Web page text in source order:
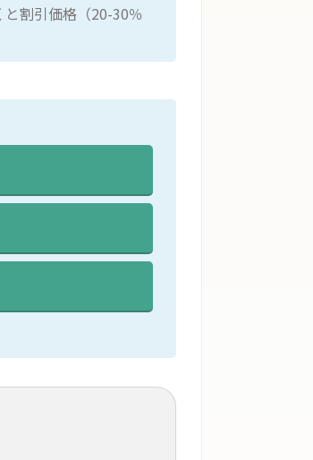
割引価格（20-30％